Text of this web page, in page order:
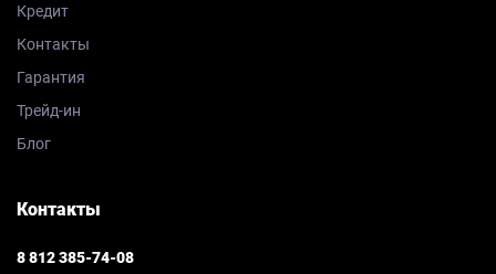
Кредит
Контакты
Гарантия
Трейд-ин
Блог
Контакты
8 812 385-74-08